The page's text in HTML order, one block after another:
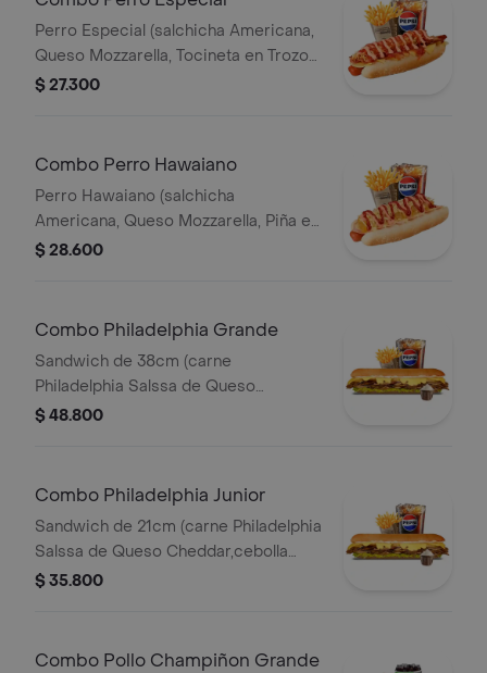
Perro Especial (salchicha Americana,
Queso Mozzarella, Tocineta en Trozos,
Papitas Chips Trituradas, Salsa Roja y
$ 27.300
Combo Perro Hawaiano
Perro Hawaiano (salchicha
Americana, Queso Mozzarella, Piña en
Trozos, Jamón, Papitas Chips
$ 28.600
Combo Philadelphia Grande
Sandwich de 38cm (carne
Philadelphia Salssa de Queso
Cheddar,cebolla Caramelizada,queso
$ 48.800
Combo Philadelphia Junior
Sandwich de 21cm (carne Philadelphia
Salssa de Queso Cheddar,cebolla
Caramelizada,queso Amarillo,lechuga
$ 35.800
Combo Pollo Champiñon Grande